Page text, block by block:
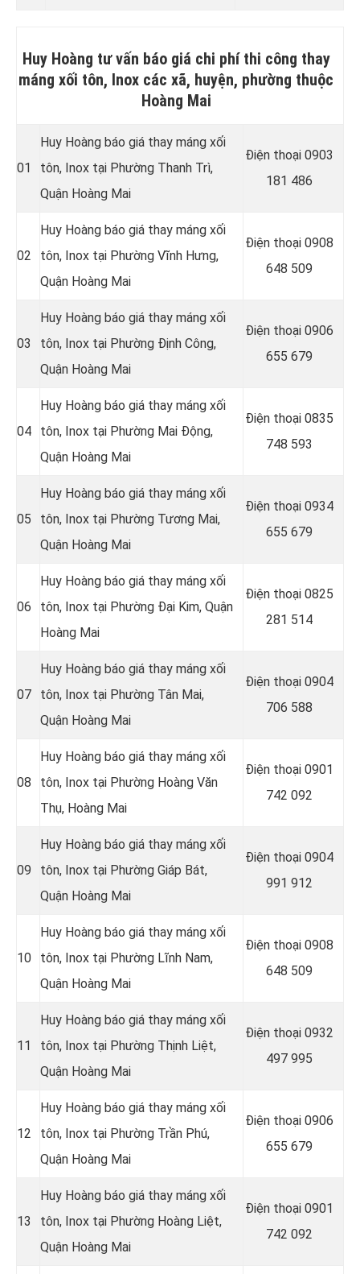
Huy Hoàng tư vấn báo giá chi phí thi công thay
máng xối tôn, Inox các xã, huyện, phường thuộc
Hoàng Mai
01
Huy Hoàng báo giá thay máng xối
tôn, Inox tại Phường Thanh Trì,
Quận Hoàng Mai
Điện thoại 0903
181 486
02
Huy Hoàng báo giá thay máng xối
tôn, Inox tại Phường Vĩnh Hưng,
Quận Hoàng Mai
Điện thoại 0908
648 509
03
Huy Hoàng báo giá thay máng xối
tôn, Inox tại Phường Định Công,
Quận Hoàng Mai
Điện thoại 0906
655 679
04
Huy Hoàng báo giá thay máng xối
tôn, Inox tại Phường Mai Động,
Quận Hoàng Mai
Điện thoại 0835
748 593
05
Huy Hoàng báo giá thay máng xối
tôn, Inox tại Phường Tương Mai,
Quận Hoàng Mai
Điện thoại 0934
655 679
06
Huy Hoàng báo giá thay máng xối
tôn, Inox tại Phường Đại Kim, Quận
Hoàng Mai
Điện thoại 0825
281 514
07
Huy Hoàng báo giá thay máng xối
tôn, Inox tại Phường Tân Mai,
Quận Hoàng Mai
Điện thoại 0904
706 588
08
Huy Hoàng báo giá thay máng xối
tôn, Inox tại Phường Hoàng Văn
Thụ, Hoàng Mai
Điện thoại 0901
742 092
09
Huy Hoàng báo giá thay máng xối
tôn, Inox tại Phường Giáp Bát,
Quận Hoàng Mai
Điện thoại 0904
991 912
10
Huy Hoàng báo giá thay máng xối
tôn, Inox tại Phường Lĩnh Nam,
Quận Hoàng Mai
Điện thoại 0908
648 509
11
Huy Hoàng báo giá thay máng xối
tôn, Inox tại Phường Thịnh Liệt,
Quận Hoàng Mai
Điện thoại 0932
497 995
12
Huy Hoàng báo giá thay máng xối
tôn, Inox tại Phường Trần Phú,
Quận Hoàng Mai
Điện thoại 0906
655 679
13
Huy Hoàng báo giá thay máng xối
tôn, Inox tại Phường Hoàng Liệt,
Quận Hoàng Mai
Điện thoại 0901
742 092